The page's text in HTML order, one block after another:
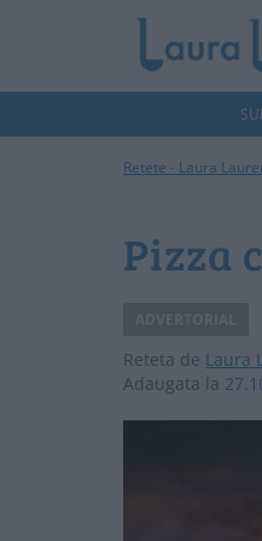
Rețete - Laura
Pizza
Reteta de Laura
Adaugata la